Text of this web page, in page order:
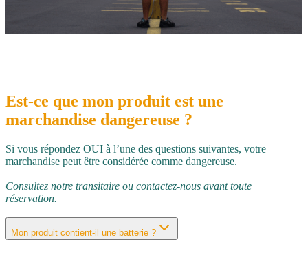
Est‑ce que mon produit est une
marchandise dangereuse ?
Si vous répondez OUI à l’une des questions suivantes, votre
marchandise peut être considérée comme dangereuse.
Consultez notre transitaire ou contactez‑nous avant toute
réservation.
Mon produit contient‑il une batterie ?